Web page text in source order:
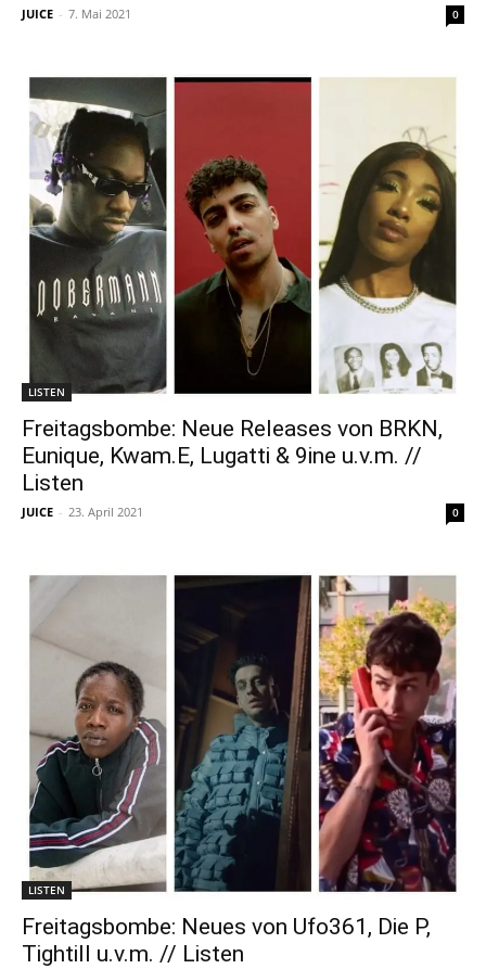
JUICE - 7. Mai 2021 0
LISTEN
Freitagsbombe: Neue Releases von BRKN,
Eunique, Kwam.E, Lugatti & 9ine u.v.m. //
Listen
JUICE - 23. April 2021 0
LISTEN
Freitagsbombe: Neues von Ufo361, Die P,
Tightill u.v.m. // Listen